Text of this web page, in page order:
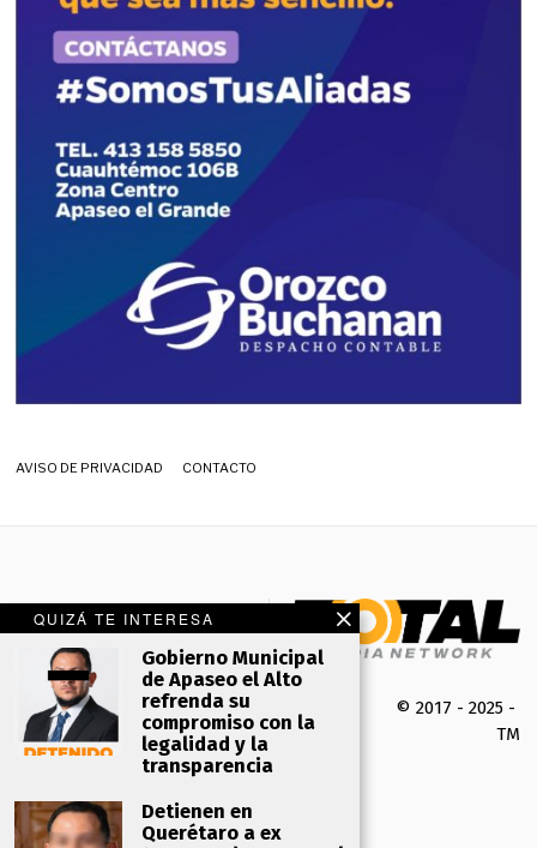
AVISO DE PRIVACIDAD CONTACTO
QUIZÁ TE INTERESA
Gobierno Municipal
de Apaseo el Alto
refrenda su
compromiso con la
legalidad y la
transparencia
Detienen en
Querétaro a ex
© 2017 - 2025 -